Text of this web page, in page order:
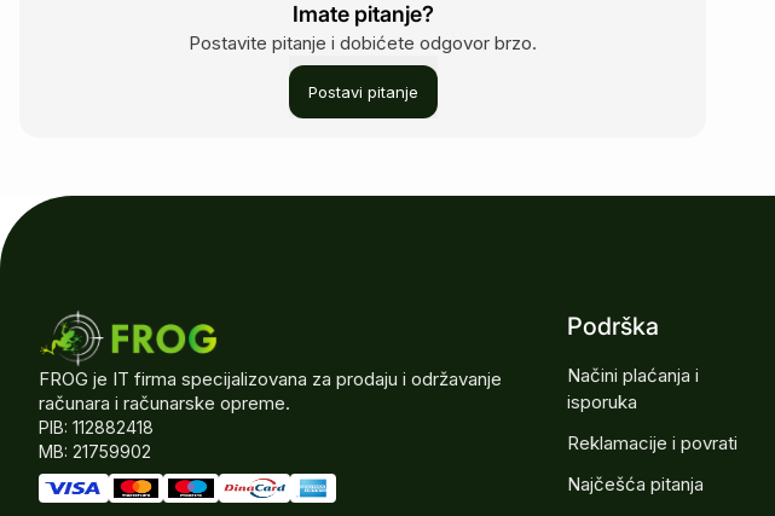
Imate pitanje?
Postavite pitanje i dobićete odgovor brzo.
Postavi pitanje
FROG je IT firma specijalizovana za prodaju i održavanje
računara i računarske opreme.
PIB: 112882418
MB: 21759902
Podrška
Načini plaćanja i
isporuka
Reklamacije i povrati
Najčešća pitanja